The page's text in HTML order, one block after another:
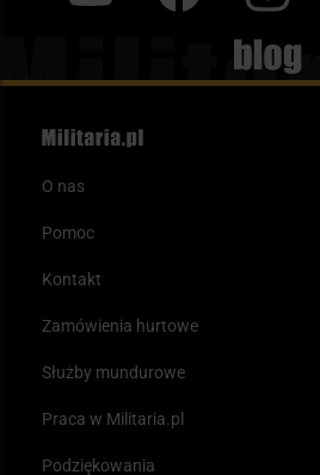
Blog
O nas
Pomoc
Kontakt
Zamówienia hurtowe
Służby mundurowe
Praca w Militaria.pl
Podziękowania